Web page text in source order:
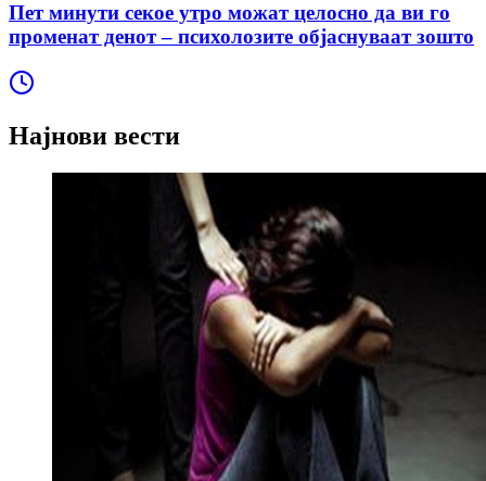
Пет минути секое утро можат целосно да ви го
променат денот – психолозите објаснуваат зошто
Најнови вести